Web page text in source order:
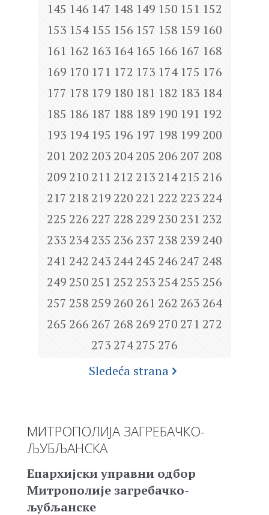
145 146 147 148 149 150 151 152
153 154 155 156 157 158 159 160
161 162 163 164 165 166 167 168
169 170 171 172 173 174 175 176
177 178 179 180 181 182 183 184
185 186 187 188 189 190 191 192
193 194 195 196 197 198 199 200
201 202 203 204205 206 207 208
209 210 211 212 213 214215 216
217 218 219 220 221 222 223 224
225 226 227 228 229 230 231 232
233 234235 236 237 238 239 240
241 242 243 244245 246 247 248
249 250 251 252 253 254255 256
257 258 259 260 261 262 263 264
265 266 267 268 269 270 271 272
273 274275 276
Sledeća strana
МИТРОПОЛИЈА ЗАГРЕБАЧКО-
ЉУБЉАНСКА
Епархијски управни одбор
Митрополије загребачко-
љубљанске